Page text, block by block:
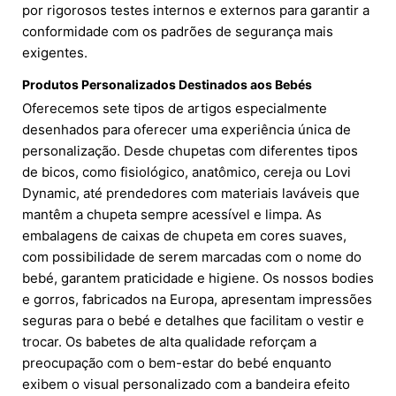
por rigorosos testes internos e externos para garantir a
conformidade com os padrões de segurança mais
exigentes.
Produtos Personalizados Destinados aos Bebés
Oferecemos sete tipos de artigos especialmente
desenhados para oferecer uma experiência única de
personalização. Desde chupetas com diferentes tipos
de bicos, como fisiológico, anatômico, cereja ou Lovi
Dynamic, até prendedores com materiais laváveis que
mantêm a chupeta sempre acessível e limpa. As
embalagens de caixas de chupeta em cores suaves,
com possibilidade de serem marcadas com o nome do
bebé, garantem praticidade e higiene. Os nossos bodies
e gorros, fabricados na Europa, apresentam impressões
seguras para o bebé e detalhes que facilitam o vestir e
trocar. Os babetes de alta qualidade reforçam a
preocupação com o bem-estar do bebé enquanto
exibem o visual personalizado com a bandeira efeito